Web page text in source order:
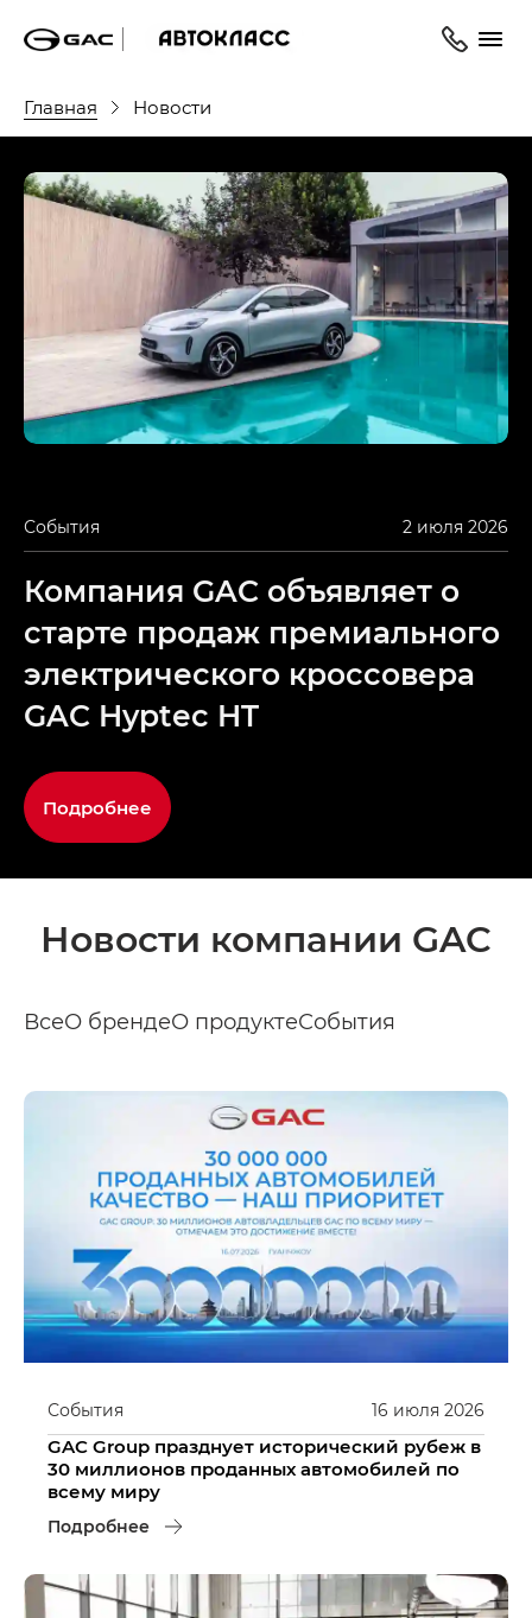
Главная Новости
События 2 июля 2026
Компания GAC объявляет о
старте продаж премиального
электрического кроссовера
GAC Hyptec HT
Подробнее
Новости компании GAC
ВсеО брендеО продуктеСобытия
16 июля 2026
События
GAC Group празднует исторический рубеж в
30 миллионов проданных автомобилей по
всему миру
Подробнее